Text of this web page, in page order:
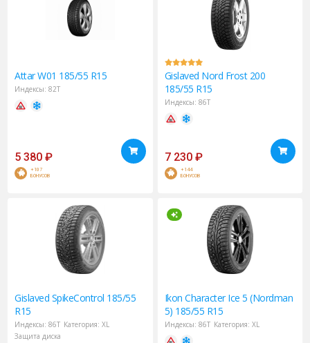
AttarW01 185/55 R15
Индексы: 82T
5 380 ₽
+107
БОНУСОВ
Gislaved Nord Frost 200
185/55 R15
Индексы: 86T
7 230 ₽
+144
БОНУСОВ
Gislaved SpikeControl 185/55
R15
Индексы: 86T Категория: XL
Защита диска
Ikon Character Ice 5 (Nordman
5) 185/55 R15
Индексы: 86T Категория: XL